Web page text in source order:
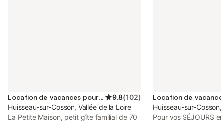
Location de vacances pour 4 personnes 9.8(102)
Huisseau-sur-Cosson, Vallée de la Loire
La Petite Maison, petit gîte familial de 70
Huisseau-sur-
Pour vos SÉJOURS